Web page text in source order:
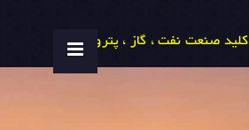
کلید صنعت نفت ، گاز ، پتروشیمی